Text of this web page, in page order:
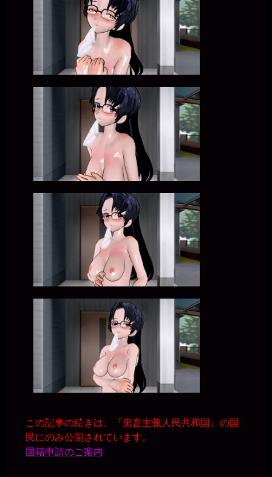
この記事の続きは、『鬼畜主義人民共和国』の国
民にのみ公開されています。
国籍申請のご案内
2026年7月16日 - 00:18
2026年7月16日 - 11:55
こんにちは～(´∀｀)
2026年7月16日 - 11:55
14時頃まで作業しています。
2026年7月16日 - 14:04
ではでは～(´∀｀*)ﾉｼ
2026年7月17日 - 05:44
2026年7月17日 - 18:11
2026年7月18日 - 02:06
miiki0119
2026年7月18日 - 20:54
一枚の銀貨様、こんばんは
2026年7月18日 - 20:58
こんばんは、マゾ肉便器美紀(´∀｀)
2026年7月18日 - 20:59
一枚の銀貨
miiki0119
2026年7月18日 - 20:59
うう。。これからどうなっちゃうのか。。